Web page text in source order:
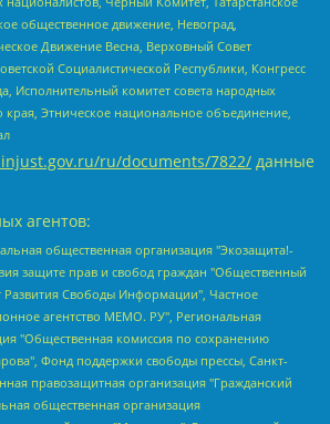
общественное движение, Невоград,
Движение Весна, Верховный Совет
Социалистической Республики, Конгресс
Исполнительный комитет совета народных
края, Этническое национальное объединение,
ru/documents/7822/ данные
агентов:
Юридическое лицо, зарегистрированное в Латвийской Республике, SIA "Medusa Project" (регистрационный номер 40103797863, дата регистрации 10.06.2014), Некоммерческая организация "Фонд по борьбе с коррупцией", Автономная некоммерческая организация "Институт права и публичной политики", Баданин Роман Сергеевич, Гликин Максим Александрович, Железнова Мария Михайловна, Лукьянова Юлия Сергеевна, Маетная Елизавета Витальевна, Маняхин Петр Борисович, Чуракова Ольга Владимировна, Ярош Юлия Петровна, Юридическое лицо "The Insider SIA", зарегистрированное в Риге, Латвийская Республика (дата регистрации 26.06.2015), являющееся администратором доменного имени интернет-издания "The Insider SIA", https://theins.ru, Постернак Алексей Евгеньевич, Рубин Михаил Аркадьевич, Анин Роман Александрович, Юридическое лицо Istories fonds, зарегистрированное в Латвийской Республике (регистрационный номер 50008295751, дата регистрации 24.02.2020), Великовский Дмитрий Александрович, Долинина Ирина Николаевна, Мароховская Алеся Алексеевна, Шлейнов Роман Юрьевич, Шмагун Олеся Валентиновна, Общество с ограниченной ответственностью "Альтаир 2021", Общество с ограниченной ответственностью "Вега 2021", Общество с ограниченной ответственностью "Главный редактор 2021", Общество с ограниченной ответственностью "Ромашки монолит", Важенков Артем Валерьевич, Ивановская областная общественная организация "Центр гендерных исследований", Гурман Юрий Альбертович, Медиапроект "ОВД-Инфо", Егоров Владимир Владимирович, Жилинский Владимир Александрович, Общество с ограниченной ответственностью "ЗП", Иванова София Юрьевна, Карезина Инна Павловна, Кильтау Екатерина Викторовна, Петров Алексей Викторович, Пискунов Сергей Евгеньевич, Смирнов Сергей Сергеевич, Тихонов Михаил Сергеевич, Общество с ограниченной ответственностью "ЖУРНАЛИСТ-ИНОСТРАННЫЙ АГЕНТ", Арапова Галина Юрьевна, Вольтская Татьяна Анатольевна, Американская компания "Mason G.E.S. Anonymous Foundation" (США), являющаяся владельцем интернет-издания https://mnews.world/, Компания "Stichting Bellingcat", зарегистрированная в Нидерландах (дата регистрации 11.07.2018), Захаров Андрей Вячеславович, Клепиковская Екатерина Дмитриевна, Общество с ограниченной ответственностью "МЕМО", Перл Роман Александрович, Симонов Евгений Алексеевич, Соловьева Елена Анатольевна, Сотников Даниил Владимирович, Сурначева Елизавета Дмитриевна, Автономная некоммерческая организация по защите прав человека и информированию населения "Якутия – Наше Мнение", Общество с ограниченной ответственностью "Москоу диджитал медиа", с 26.01.2023 Общество с ограниченной ответственностью "Чайка Белые сады", Ветошкина Валерия Валерьевна, Заговора Максим Александрович, Межрегиональное общественное движение "Российская ЛГБТ - сеть", Оленичев Максим Владимирович, Павлов Иван Юрьевич, Скворцова Елена Сергеевна, Общество с ограниченной ответственностью "Как бы инагент", Кочетков Игорь Викторович, Общество с ограниченной ответственностью "Честные выборы", Еланчик Олег Александрович, Общество с ограниченной ответственностью "Нобелевский призыв", Гималова Регина Эмилевна, Григорьев Андрей Валерьевич, Григорьева Алина Александровна, Ассоциация по содействию защите прав призывников, альтернативнослужащих и военнослужащих "Правозащитная группа "Гражданин.Армия.Право", Хисамова Регина Фаритовна, Автономная некоммерческая организация по реализации социально-правовых программ "Лилит", Дальневосточное общественное движение "Маяк", Санкт-Петербургская ЛГБТ-инициативная группа "Выход", Инициативная группа ЛГБТ+ "Реверс", Алексеев Андрей Викторович, Бекбулатова Таисия Львовна, Беляев Иван Михайлович, Владыкина Елена Сергеевна, Гельман Марат Александрович, Никульшина Вероника Юрьевна, Толоконникова Надежда Андреевна, Шендерович Виктор Анатольевич, Общество с ограниченной ответственностью "Данное сообщение", Общество с ограниченной ответственностью Издательский дом "Новая глава", Айнбиндер Александра Александровна, Московский комьюнити-центр для ЛГБТ+инициатив, Благотворительный фонд развития филантропии, Deutsche Welle (Германия, Kurt-Schumacher-Strasse 3, 53113 Bonn), Борзунова Мария Михайловна, Воробьев Виктор Викторович, Голубева Анна Львовна, Константинова Алла Михайловна, Малкова Ирина Владимировна, Мурадов Мурад Абдулгалимович, Осетинская Елизавета Николаевна, Понасенков Евгений Николаевич, Ганапольский Матвей Юрьевич, Киселев Евгений Алексеевич, Борухович Ирина Григорьевна, Дремин Иван Тимофеевич, Дубровский Дмитрий Викторович, Красноярская региональная общественная организация поддержки и развития альтернативных образовательных технологий и межкультурных коммуникаций "ИНТЕРРА", Маяковская Екатерина Алексеевна, Фейгин Марк Захарович, Филимонов Андрей Викторович, Дзугкоева Регина Николаевна, Доброхотов Роман Александрович, Дудь Юрий Александрович, Елкин Сергей Владимирович, Кругликов Кирилл Игоревич, Сабунаева Мария Леонидовна, Семенов Алексей Владимирович, Шаинян Карен Багратович, Шульман Екатерина Михайловна, Асафьев Артур Валерьевич, Вахштайн Виктор Семенович, Венедиктов Алексей Алексеевич, Лушникова Екатерина Евгеньевна, Волков Леонид Михайлович, Невзоров Александр Глебович, Пархоменко Сергей Борисович, Сироткин Ярослав Николаевич, Кара-Мурза Владимир Владимирович, Баранова Наталья Владимировна, Гозман Леонид Яковлевич, Кагарлицкий Борис Юльевич, Климарев Михаил Валерьевич, Милов Владимир Станиславович, Автономная некоммерческая организация Краснодарский центр современного искусства "Типография", Моргенштерн Алишер Тагирович, Соболь Любовь Эдуардовна, Общество с ограниченной ответственностью "ЛИЗА НОРМ", Каспаров Гарри Кимович, Ходорковский Михаил Борисович, Общество с ограниченной ответственностью "Апрельские тезисы", Данилович Ирина Брониславовна, Кашин Олег Владимирович, Петров Николай Владимирович, Пивоваров Алексей Владимирович, Соколов Михаил Владимирович, Цветкова Юлия Владимировна, Чичваркин Евгений Александрович, Комитет против пыток/Команда против пыток, Общество с ограниченной ответственностью "Первый научный", Общество с ограниченной ответственностью "Вертолет и ко", Белоцерковская Вероника Борисовна, Кац Максим Евгеньевич, Лазарева Татьяна Юрьевна, Шаведдинов Руслан Табризович, Яшин Илья Валерьевич, Общество с ограниченной ответственностью "Иноагент ААВ", Алешковский Дмитрий Петрович, Альбац Евгения Марковна, Быков Дмитрий Львович, Галямина Юлия Евгеньевна, Лойко Сергей Леонидович, Мартынов Кирилл Константинович, Медведев Сергей Александрович, Крашенинников Федор Геннадиевич, Гордеева Катерина Вл